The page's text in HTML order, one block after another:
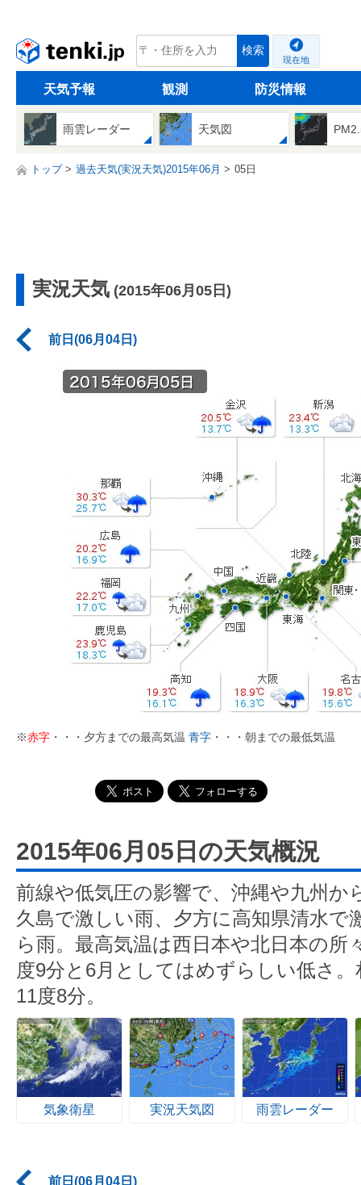
tenki.jp 検索
現在地
天気予報 観測 防災情報
雨雲レーダー 天気図
トップ 過去天気(実況天気)2015年06月 05日
実況天気 (2015年06月05日)
前日(06月04日)
※赤字 ・・・夕方までの最高気温 青字 ・・・朝までの最低気温
2015年06月05日の天気概況
前線や低気圧の影響で、沖縄や九州か
久島で激しい雨、夕方に高知県清水で
ら雨。最高気温は西日本や北日本の所
度9分と6月としてはめずらしい低さ
11度8分。
気象衛星 実況天気図 雨雲レーダー
前日(06月04日)